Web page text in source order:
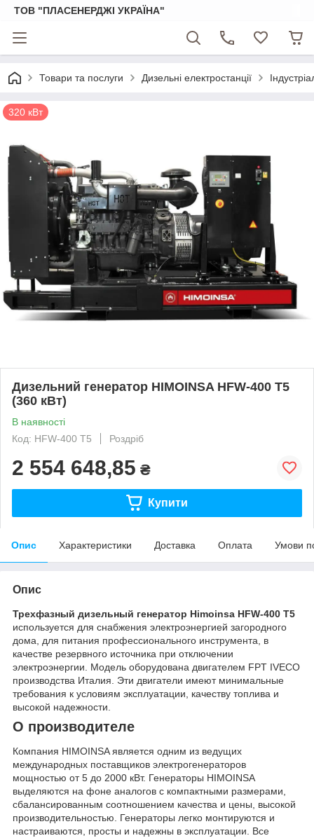
ТОВ "ПЛАСЕНЕРДЖІ УКРАЇНА"
Товари та послуги Дизельні електростанції
320 кВт
Дизельний генератор HIMOINSA HFW-400 T5
(360 кВт)
В наявності
Код: HFW-400 T5
Роздріб
2 554 648,85 ₴
Купити
Опис Характеристики Доставка Оплата Умови
Опис
Трехфазный дизельный генератор Himoinsa HFW-400 T5
используется для снабжения электроэнергией загородного
дома, для питания профессионального инструмента, в
качестве резервного источника при отключении
электроэнергии. Модель оборудована двигателем FPT IVECO
производства Италия. Эти двигатели имеют минимальные
требования к условиям эксплуатации, качеству топлива и
высокой надежности.
О производителе
Компания HIMOINSA является одним из ведущих
международных поставщиков электрогенераторов
мощностью от 5 до 2000 кВт. Генераторы HIMOINSA
выделяются на фоне аналогов с компактными размерами,
сбалансированным соотношением качества и цены, высокой
производительностью. Генераторы легко монтируются и
настраиваются, просты и надежны в эксплуатации. Все